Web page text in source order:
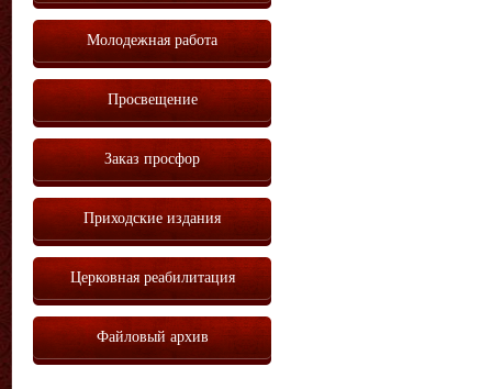
Молодежная работа
Просвещение
Заказ просфор
Приходские издания
Церковная реабилитация
Файловый архив